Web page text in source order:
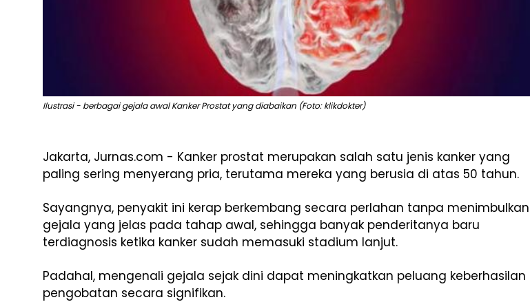
Ilustrasi - berbagai gejala awal Kanker Prostat yang diabaikan (Foto: klikdokter)
Jakarta, Jurnas.com - Kanker prostat merupakan salah satu jenis kanker yang
paling sering menyerang pria, terutama mereka yang berusia di atas 50 tahun.
Sayangnya, penyakit ini kerap berkembang secara perlahan tanpa menimbulkan
gejala yang jelas pada tahap awal, sehingga banyak penderitanya baru
terdiagnosis ketika kanker sudah memasuki stadium lanjut.
Padahal, mengenali gejala sejak dini dapat meningkatkan peluang keberhasilan
pengobatan secara signifikan.